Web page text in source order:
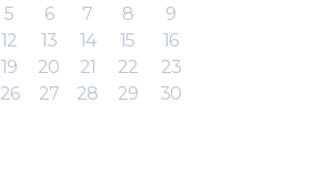
5 6 7 8
9
12 13 14 15
16
19 20 21 22
23
26 27 28 29
30